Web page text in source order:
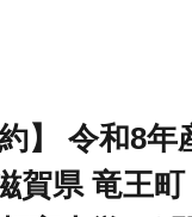
約】 令和8
賀県 竜王